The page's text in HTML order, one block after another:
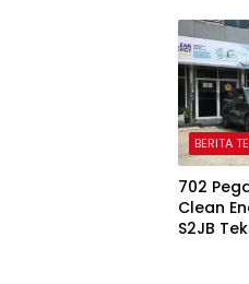
BERITA
702
Clean
S2JB